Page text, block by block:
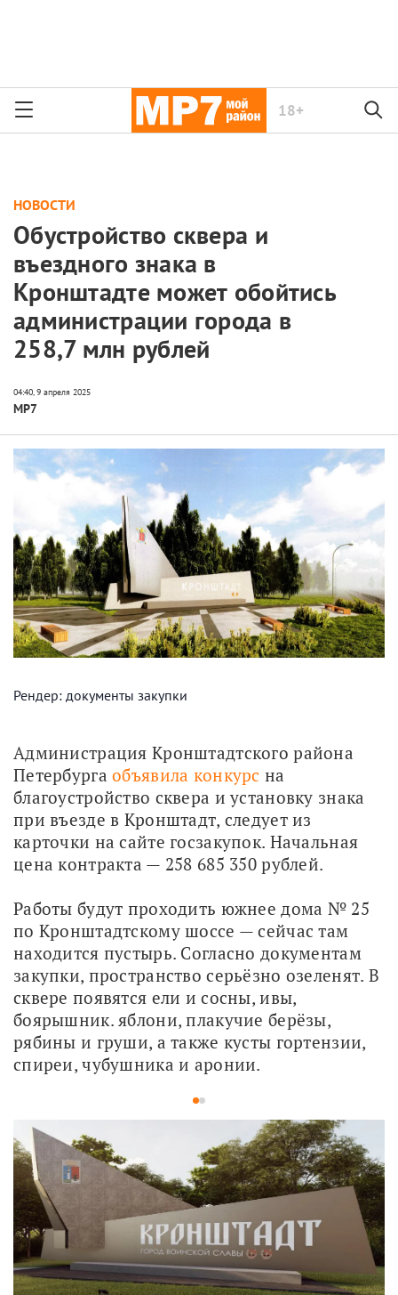
18+
НОВОСТИ
Обустройство сквера и
въездного знака в
Кронштадте может обойтись
администрации города в
258,7 млн рублей
МР7
Рендер: документы закупки
Администрация Кронштадтского района
Петербурга объявила конкурс на
благоустройство сквера и установку знака
при въезде в Кронштадт, следует из
карточки на сайте госзакупок. Начальная
цена контракта — 258 685 350 рублей.
Работы будут проходить южнее дома № 25
по Кронштадтскому шоссе — сейчас там
находится пустырь. Согласно документам
закупки, пространство серьёзно озеленят. В
сквере появятся ели и сосны, ивы,
боярышник. яблони, плакучие берёзы,
рябины и груши, а также кусты гортензии,
спиреи, чубушника и аронии.
12